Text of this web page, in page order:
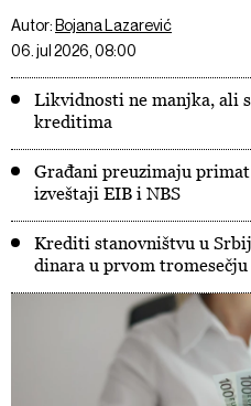
Autor: Bojana Lazarević
06. jul 2026, 08:00
Likvidnosti ne manjka, ali
kreditima
Građani preuzimaju
izveštaji EIB i NBS
Krediti stanovništvu u
dinara u prvom